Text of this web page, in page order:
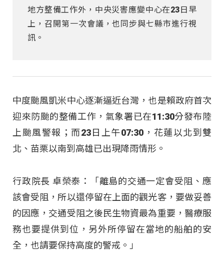
地方整備工作外，中央災害應變中心在23日早
上，召開第一次會議，也同步與七縣市進行視
訊。
中度颱風凱米中心逐漸逼近台灣，也是賴政府首次
迎來防颱的整備工作，氣象署已在11:30分發布陸
上颱風警報；而23日上午07:30，花蓮以北到雙
北、苗栗以南到高雄已出現降雨情形。
行政院長 卓榮泰：「離島的交通一定會受阻、應
該會受阻，所以還停留在上面的觀光客，要做妥善
的因應，交通受阻之後民生物資最為重要，醫療服
務也要提供到位，另外所停留在當地的船舶的安
全，也請要保持高度的警戒。」